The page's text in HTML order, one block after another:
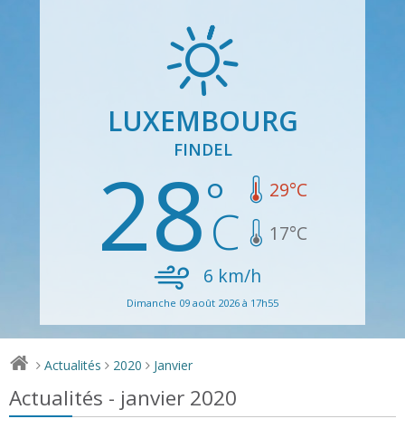
LUXEMBOURG
FINDEL
28 29°C
17°C
6 km/h
Dimanche 09 août 2026 à 17h55
> Actualités > 2020 > Janvier
Actualités - janvier 2020